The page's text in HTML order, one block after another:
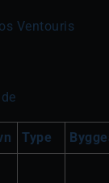
Ventouris
Type